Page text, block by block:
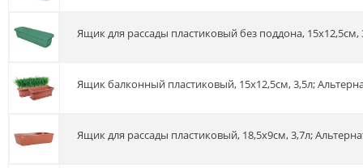
Ящик для рассады пластиковый без поддона, 15х12,5см,
Ящик балконный пластиковый, 15х12,5см, 3,5л;
Ящик для рассады пластиковый, 18,5х9см, 3,7л;